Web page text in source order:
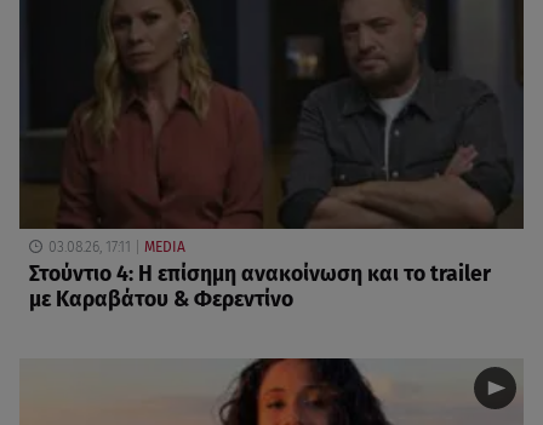
03.08.26, 17:11 MEDIA
Στούντιο 4: Η επίσημη ανακοίνωση και το trailer
με Καραβάτου & Φερεντίνο